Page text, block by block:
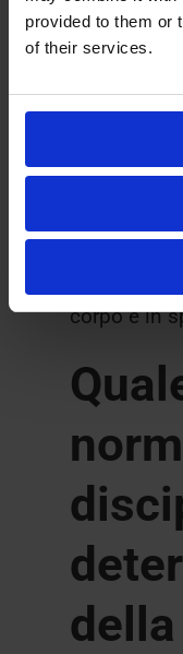
provided to them or
of their services.
si
momenti
determina
composto
corpo e in
della